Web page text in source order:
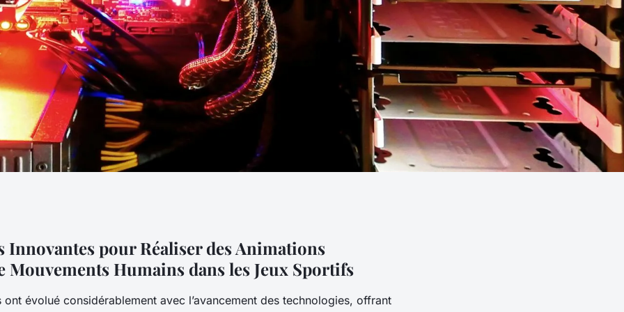
pour Réaliser
de
Innovantes pour Réaliser des Animations
Mouvements Humains dans les Jeux Sportifs
évolué considérablement avec l’avancement des technologies, offrant